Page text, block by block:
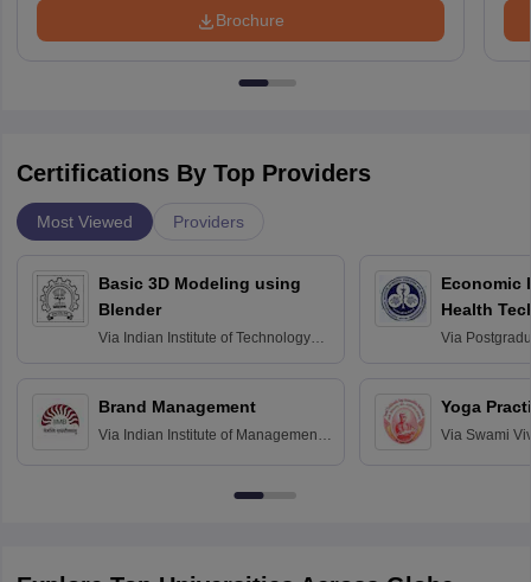
Brochure
Certifications By Top Providers
Most Viewed Providers
Basic 3D Modeling using
Blender
Via Indian Institute of Technology
Brand Management
Via Indian Institute of Management
Economic
Health
Via
Yoga
Via Swami